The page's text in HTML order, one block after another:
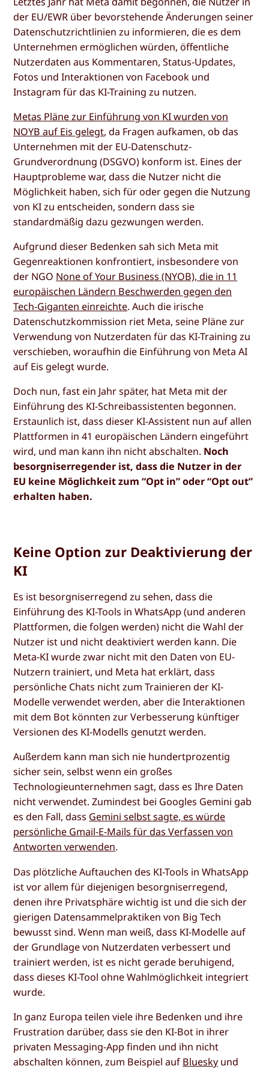
der EU/EWR über bevorstehende Änderungen seiner
Datenschutzrichtlinien zu informieren, die es dem
Unternehmen ermöglichen würden, öffentliche
Nutzerdaten aus Kommentaren, Status-Updates,
Fotos und Interaktionen von Facebook und
Instagram für das KI-Training zu nutzen.
Metas Pläne zur Einführung von KI wurden von
NOYB auf Eis gelegt, da Fragen aufkamen, ob das
Unternehmen mit der EU-Datenschutz-
Grundverordnung (DSGVO) konform ist. Eines der
Hauptprobleme war, dass die Nutzer nicht die
Möglichkeit haben, sich für oder gegen die Nutzung
von KI zu entscheiden, sondern dass sie
standardmäßig dazu gezwungen werden.
Aufgrund dieser Bedenken sah sich Meta mit
Gegenreaktionen konfrontiert, insbesondere von
der NGO None of Your Business (NYOB), die in 11
europäischen Ländern Beschwerden gegen den
Tech-Giganten einreichte. Auch die irische
Datenschutzkommission riet Meta, seine Pläne zur
Verwendung von Nutzerdaten für das KI-Training zu
verschieben, woraufhin die Einführung von Meta AI
auf Eis gelegt wurde.
Doch nun, fast ein Jahr später, hat Meta mit der
Einführung des KI-Schreibassistenten begonnen.
Erstaunlich ist, dass dieser KI-Assistent nun auf allen
Plattformen in 41 europäischen Ländern eingeführt
wird, und man kann ihn nicht abschalten. Noch
besorgniserregender ist, dass die Nutzer in der
EU keine Möglichkeit zum “Opt in” oder “Opt out”
erhalten haben.
Keine Option zur Deaktivierung der
KI
Es ist besorgniserregend zu sehen, dass die
Einführung des KI-Tools in WhatsApp (und anderen
Plattformen, die folgen werden) nicht die Wahl der
Nutzer ist und nicht deaktiviert werden kann. Die
Meta-KI wurde zwar nicht mit den Daten von EU-
Nutzern trainiert, und Meta hat erklärt, dass
persönliche Chats nicht zum Trainieren der KI-
Modelle verwendet werden, aber die Interaktionen
mit dem Bot könnten zur Verbesserung künftiger
Versionen des KI-Modells genutzt werden.
Außerdem kann man sich nie hundertprozentig
sicher sein, selbst wenn ein großes
Technologieunternehmen sagt, dass es Ihre Daten
nicht verwendet. Zumindest bei Googles Gemini gab
es den Fall, dass Gemini selbst sagte, es würde
persönliche Gmail-E-Mails für das Verfassen von
Antworten verwenden.
Das plötzliche Auftauchen des KI-Tools in WhatsApp
ist vor allem für diejenigen besorgniserregend,
denen ihre Privatsphäre wichtig ist und die sich der
gierigen Datensammelpraktiken von Big Tech
bewusst sind. Wenn man weiß, dass KI-Modelle auf
der Grundlage von Nutzerdaten verbessert und
trainiert werden, ist es nicht gerade beruhigend,
dass dieses KI-Tool ohne Wahlmöglichkeit integriert
wurde.
In ganz Europa teilen viele ihre Bedenken und ihre
Frustration darüber, dass sie den KI-Bot in ihrer
privaten Messaging-App finden und ihn nicht
abschalten können, zum Beispiel auf Bluesky und